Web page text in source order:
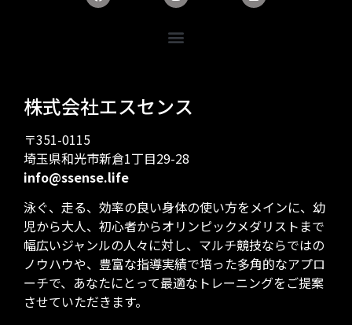
株式会社エスセンス
〒351-0115
埼玉県和光市新倉1丁目29-28
info@ssense.life
泳ぐ、走る、効率の良い身体の使い方をメインに、幼
児から大人、初心者からオリンピックメダリストまで
幅広いジャンルの人々に対し、マルチ競技ならではの
ノウハウや、豊富な指導実績で培った多角的なアプロ
ーチで、あなたにとって最適なトレーニングをご提案
させていただきます。